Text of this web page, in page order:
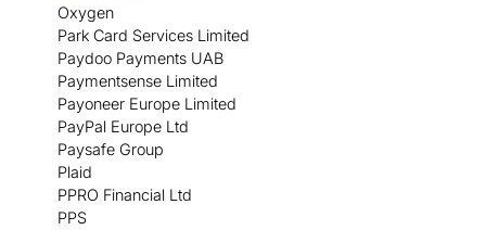
Oxygen
Park Card Services Limited
Paydoo Payments UAB
Paymentsense Limited
Payoneer Europe Limited
PayPal Europe Ltd
Paysafe Group
Plaid
PPRO Financial Ltd
PPS